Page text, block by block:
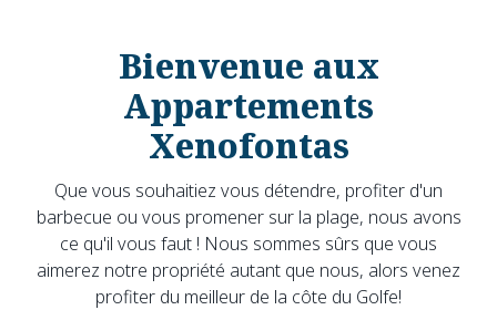
Bienvenue aux
Appartements
Xenofontas
Que vous souhaitiez vous détendre, profiter d'un
barbecue ou vous promener sur la plage, nous avons
ce qu'il vous faut ! Nous sommes sûrs que vous
aimerez notre propriété autant que nous, alors venez
profiter du meilleur de la côte du Golfe!